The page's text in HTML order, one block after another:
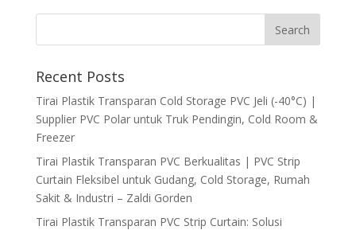
Recent Posts
Tirai Plastik Transparan Cold Storage PVC Jeli (-40°C) |
Supplier PVC Polar untuk Truk Pendingin, Cold Room &
Freezer
Tirai Plastik Transparan PVC Berkualitas | PVC Strip
Curtain Fleksibel untuk Gudang, Cold Storage, Rumah
Sakit & Industri – Zaldi Gorden
Tirai Plastik Transparan PVC Strip Curtain: Solusi